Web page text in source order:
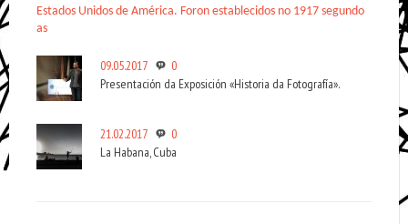
Estados Unidos de América. Foron establecidos no 1917 segundo
as
09.05.2017
0
Presentación da Exposición «Historia da Fotografía».
21.02.2017
0
La Habana, Cuba